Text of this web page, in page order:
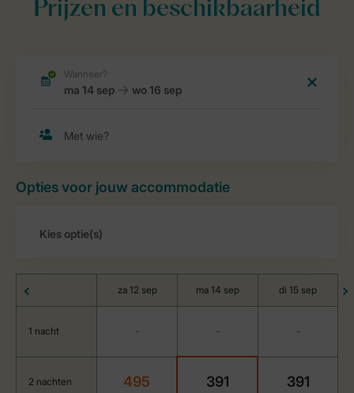
Prijzen en beschikbaarheid
Opties voor jouw accommodatie
za 12 sep ma 14 sep di 15 sep
1 nacht - - -
2 nachten 495 391 391